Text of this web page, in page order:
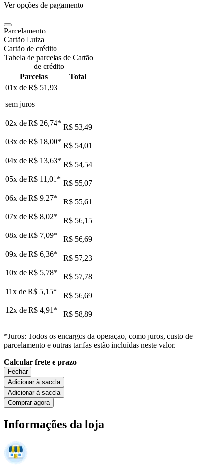
Ver opções de pagamento
Parcelamento
Cartão Luiza
Cartão de crédito
Tabela de parcelas de Cartão
de crédito
Parcelas
Total
01x de R$ 51,93
sem juros
02x de R$ 26,74* R$ 53,49
03x de R$ 18,00* R$ 54,01
04x de R$ 13,63* R$ 54,54
05x de R$ 11,01 * R$ 55,07
06x de R$ 9,27*
R$ 55,61
07x de R$ 8,02*
R$ 56,15
08x de R$ 7,09*
R$ 56,69
09x de R$ 6,36*
R$ 57,23
10x de R$ 5,78*
R$ 57,78
11x de R$ 5,15*
R$ 56,69
12x de R$ 4,91 * R$ 58,89
*Juros: Todos os encargos da operação, como juros, custo de
parcelamento e outras tarifas estão incluídas neste valor.
Calcular frete e prazo
Fechar
Adicionar à sacola
Adicionar à sacola
Comprar agora
Informações da loja